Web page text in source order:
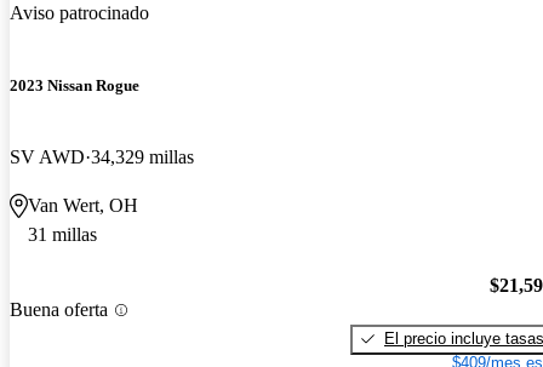
Aviso patrocinado
2023 Nissan Rogue
SV AWD 34,329 millas
Van Wert, OH
31 millas
Buena oferta
El precio incluye tasas
$409/mes